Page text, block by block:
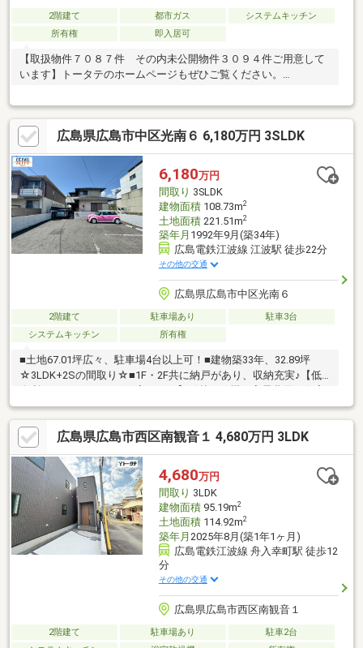
2階建て 都市ガス
システムキッチン
所有権
即入居可
【取扱物件７０８７件 その内未公開物件３０９４件ご用意して
います】トータテのホームページもぜひご覧ください。
広島県広島市中区光南６ 6,180万円 3SLDK
6,180万円
間取り 3SLDK
建物面積108.73m2
土地面積221.51m2
築年月 1992年9月(築34年)
広島電鉄江波線 江波駅 徒歩22分
その他の交通
広島県広島市中区光南６
2階建て 駐車場あり
駐車3台
システムキッチン
所有権
■土地67.01坪広々、駐車場4台以上可！■建物築33年、32.89坪
☆3LDK+2Sの間取り☆■1F・2F共に納戸があり、収納充実♪【低
ローンに組入可能☆頭金・諸費用のない方でもまずはご相談くだ
さい♪車等の個人ローンも一本化して月々支払いを減額☆◇◆西
洋トラスト株式会社◆◇・住宅ローンに不安がある方、一度断ら
れた方、お気軽にご相談ください・ご自宅までの送迎いたしま
す。事前にご連絡下さい・他社で掲載されている物件情報もまと
めて資料をお送りします・是非一度条件をお聞かせください♪
広島県広島市西区南観音１ 4,680万円 3LDK
4,680万円
間取り 3LDK
建物面積95.19m2
土地面積114.92m2
築年月 2025年8月(築1年1ヶ月)
広島電鉄江波線 舟入幸町駅 徒歩12
分
その他の交通
広島県広島市西区南観音１
2階建て 駐車場あり
駐車2台